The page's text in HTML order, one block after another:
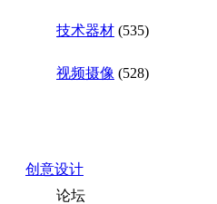
技术器材 (535)
视频摄像 (528)
创意设计
论坛